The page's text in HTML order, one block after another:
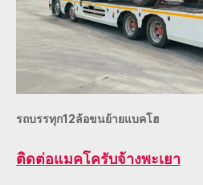
รถบรรทุก12ล้อขนย้ายแบคโฮ
ติดต่อแมคโครับจ้างพะเยา